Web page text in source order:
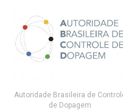
Autoridade Brasileira de
de Dopagem